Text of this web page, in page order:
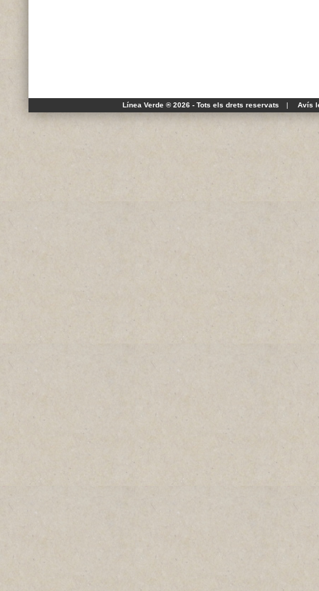
Línea Verde ® 2026 - Tots els drets reservats | Avís